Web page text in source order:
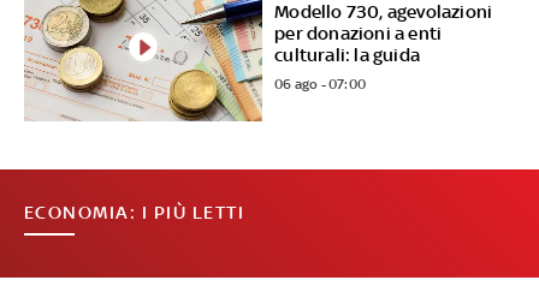
Modello 730, agevolazioni
per donazioni a enti
culturali: la guida
06 ago - 07:00
ECONOMIA: I PIÙ LETTI